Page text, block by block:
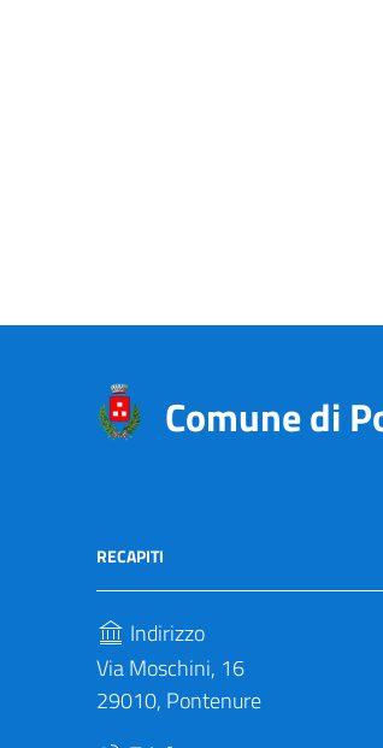
Comune di
RECAPITI
Indirizzo
Via Moschini, 16
29010, Pontenure